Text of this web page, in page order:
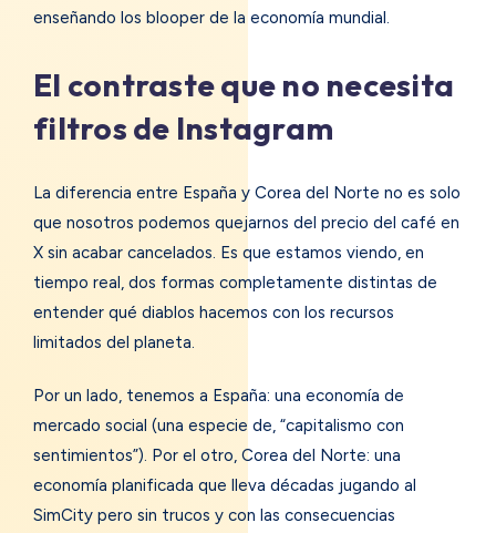
enseñando los blooper de la economía mundial.
El contraste que no necesita
filtros de Instagram
La diferencia entre España y Corea del Norte no es solo
que nosotros podemos quejarnos del precio del café en
X sin acabar cancelados. Es que estamos viendo, en
tiempo real, dos formas completamente distintas de
entender qué diablos hacemos con los recursos
limitados del planeta.
Por un lado, tenemos a España: una economía de
mercado social (una especie de, “capitalismo con
sentimientos”). Por el otro, Corea del Norte: una
economía planificada que lleva décadas jugando al
SimCity pero sin trucos y con las consecuencias